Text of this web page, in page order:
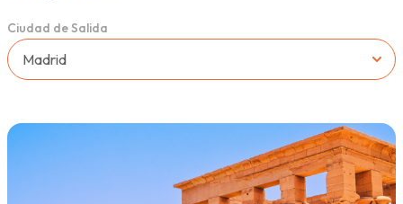
África
Tipo de viaje
Ciudad de Salida